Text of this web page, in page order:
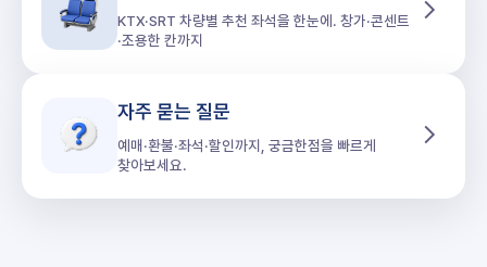
KTX·SRT 차량별 추천 좌석을 한눈에. 창가·콘센트
·조용한 칸까지
자주 묻는 질문
예매·환불·좌석·할인까지, 궁금한점을 빠르게
찾아보세요.